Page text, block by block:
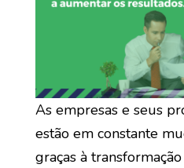
As empresas e seus
estão em constante
graças à